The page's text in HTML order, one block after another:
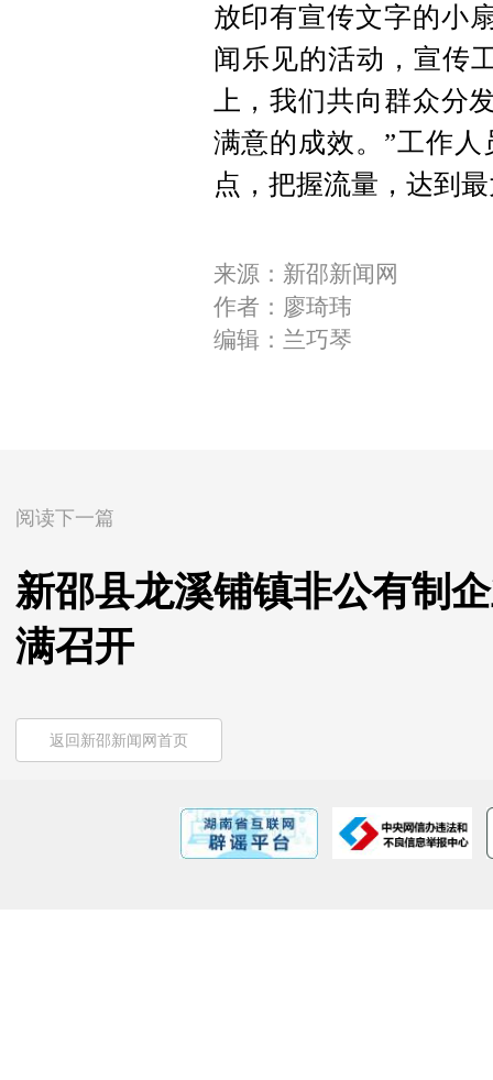
放印有宣传文字的小
闻乐见的活动，宣传
上，我们共向群众分
满意的成效。”工作
点，把握流量，达到
来源：新邵新闻网
作者：廖琦玮
编辑：兰巧琴
阅读下一篇
新邵县龙溪铺镇非公有制
满召开
返回新邵新闻网首页